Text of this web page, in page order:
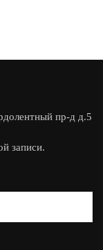
пр-д д.5
записи.